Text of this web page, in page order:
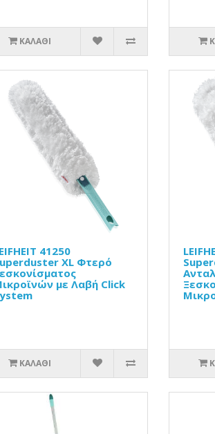
ΚΑΛΆΘΙ
41250
XL Φτερό
με Λαβή Click
ΚΑΛΆΘΙ